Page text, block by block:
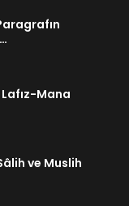
Lafız-Mana
ve Muslih